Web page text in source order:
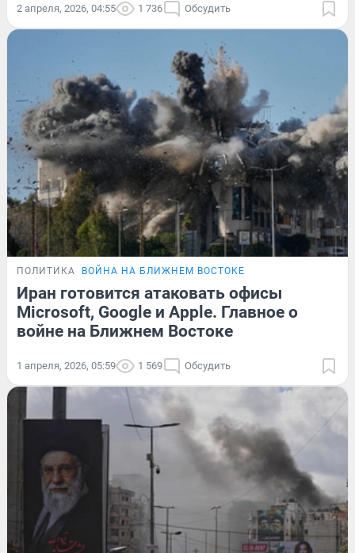
2 апреля, 2026, 04:55 1 736 Обсудить
ПОЛИТИКА ВОЙНА НА БЛИЖНЕМ ВОСТОКЕ
Иран готовится атаковать офисы
Microsoft, Google и Apple. Главное о
войне на Ближнем Востоке
1 апреля, 2026, 05:59 1 569 Обсудить